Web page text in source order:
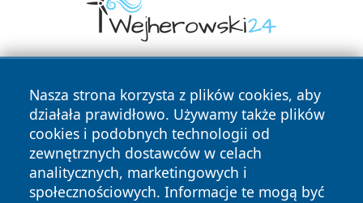
Nasza strona korzysta z plików cookies, aby
działała prawidłowo. Używamy także plików
cookies i podobnych technologii od
zewnętrznych dostawców w celach
analitycznych, marketingowych i
społecznościowych. Informacje te mogą być
Copyright © 2026 24slupsk.pl Wszystkie prawa zastrzeżone.